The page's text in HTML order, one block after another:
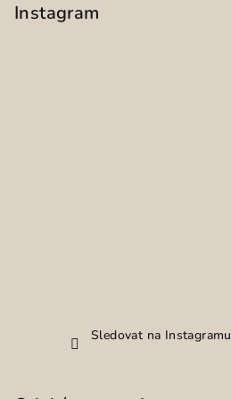
Instagram
Sledovat na Instagramu